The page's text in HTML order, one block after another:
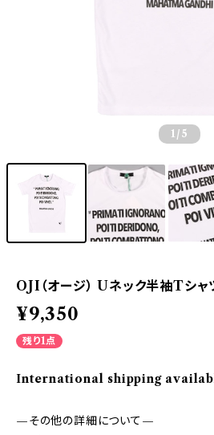
1 /5
OJI（オージ） Uネック半袖Tシ
¥9,350
残り1点
International shipping
—その他の詳細について—